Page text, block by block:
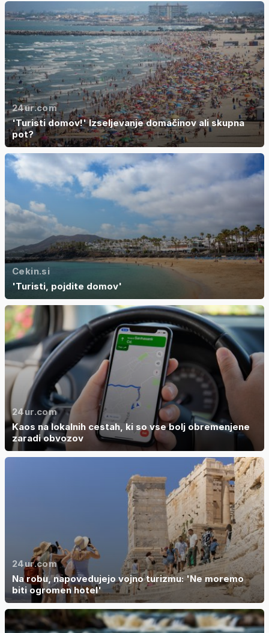
24ur.com
'Turisti domov!' Izseljevanje domačinov ali skupna
pot?
Cekin.si
'Turisti, pojdite domov'
24ur.com
Kaos na lokalnih cestah, ki so vse bolj obremenjene
zaradi obvozov
24ur.com
Na robu, napovedujejo vojno turizmu: 'Ne moremo
biti ogromen hotel'